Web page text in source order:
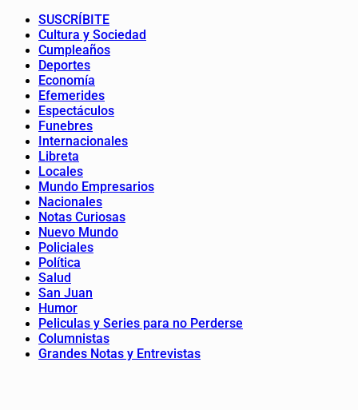
SUSCRÍBITE
Cultura y Sociedad
Cumpleaños
Deportes
Economía
Efemerides
Espectáculos
Funebres
Internacionales
Libreta
Locales
Mundo Empresarios
Nacionales
Notas Curiosas
Nuevo Mundo
Policiales
Política
Salud
San Juan
Humor
Peliculas y Series para no Perderse
Columnistas
Grandes Notas y Entrevistas